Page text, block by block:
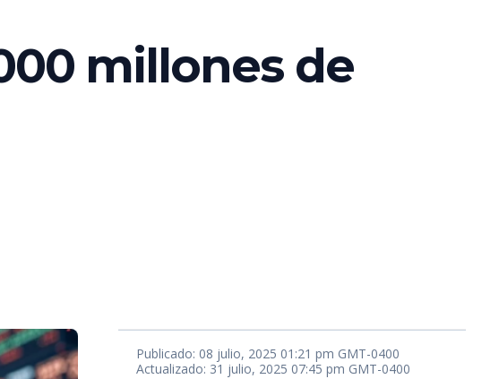
millones de
Publicado: 08 julio, 2025 01:21 pm GMT-0400
Actualizado: 31 julio, 2025 07:45 pm GMT-0400